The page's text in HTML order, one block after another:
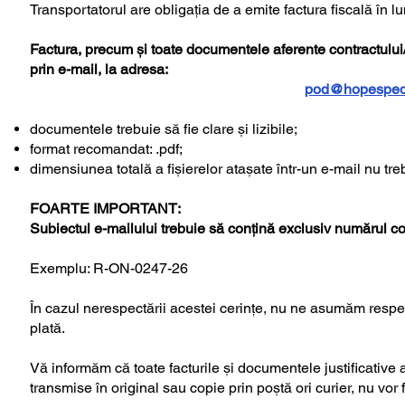
Transportatorul are obligaţia de a emite factura fiscală în
Factura, precum și toate documentele aferente
prin e-mail, la adresa:
documentele trebuie să fie clare și lizibile;
format recomandat: .pdf;
dimensiunea totală a fișierelor atașate într-un e-mail nu
FOARTE IMPORTANT:
Subiectul e-mailului trebuie să conțină exclusiv numărul
Exemplu: R-ON-0247-26
În cazul nerespectării acestei cerințe, nu ne asumăm
plată.
Vă informăm că toate facturile și documentele
transmise în original sau copie prin poștă ori curier, nu vor